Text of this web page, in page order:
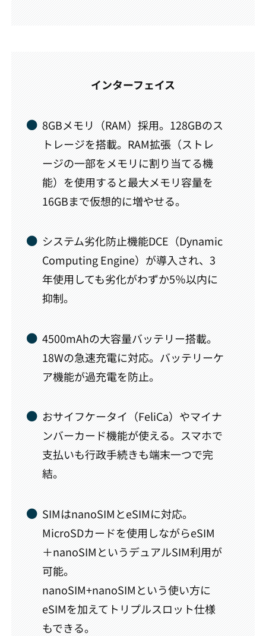
インターフェイス
8GBメモリ（RAM）採用。128GBのス
トレージを搭載。RAM拡張（ストレ
ージの一部をメモリに割り当てる機
能）を使用すると最大メモリ容量を
16GBまで仮想的に増やせる。
システム劣化防止機能DCE（Dynamic
Computing Engine）が導入され、3
年使用しても劣化がわずか5％以内に
抑制。
4500mAhの大容量バッテリー搭載。
18Wの急速充電に対応。バッテリーケ
ア機能が過充電を防止。
おサイフケータイ（FeliCa）やマイナ
ンバーカード機能が使える。スマホで
支払いも行政手続きも端末一つで完
結。
SIMはnanoSIMとeSIMに対応。
MicroSDカードを使用しながらeSIM
＋nanoSIMというデュアルSIM利用が
可能。
nanoSIM+nanoSIMという使い方に
eSIMを加えてトリプルスロット仕様
もできる。